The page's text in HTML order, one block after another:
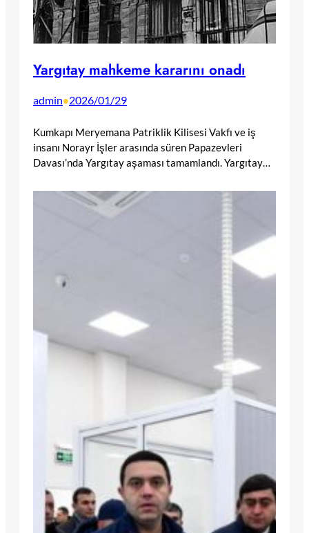
Yargıtay mahkeme kararını onadı
admin•2026/01/29
Kumkapı Meryemana Patriklik Kilisesi Vakfı ve iş
insanı Norayr İşler arasında süren Papazevleri
Davası’nda Yargıtay aşaması tamamlandı. Yargıtay…